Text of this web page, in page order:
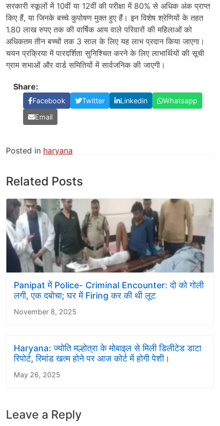
सरकारी स्कूलों में 10वीं या 12वीं की परीक्षा में 80% से अधिक अंक प्राप्त
किए हैं, या जिनके बच्चे कुपोषण मुक्त हुए हैं। इन विशेष श्रेणियों के तहत
1.80 लाख रुपए तक की वार्षिक आय वाले परिवारों की महिलाओं को
अधिकतम तीन बच्चों तक 3 साल के लिए यह लाभ प्रदान किया जाएगा।
चयन प्रक्रिया में पारदर्शिता सुनिश्चित करने के लिए लाभार्थियों की सूची
ग्राम सभाओं और वार्ड समितियों में सार्वजनिक की जाएगी।
Share:
Facebook Twitter Linkedin
Whatsapp
Email
Posted in haryana
Related Posts
Panipat में Police- Criminal Encounter: दो को गोली
लगी, एक दबोचा; घर में Firing कर की थी लूट
November 8, 2025
Haryana: ज्योति मल्होत्रा ​​के मोबाइल से मिली डिलीटेड डाटा
रिपोर्ट, रिमांड खत्म होने पर आज कोर्ट में होगी पेशी।
May 26, 2025
Leave a Reply